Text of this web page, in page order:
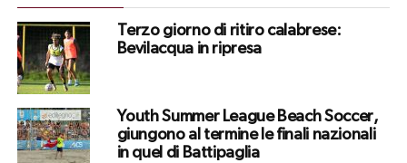
Terzo giorno di ritiro calabrese:
Bevilacqua in ripresa
Youth Summer League Beach Soccer,
giungono al termine le finali nazionali
in quel di Battipaglia